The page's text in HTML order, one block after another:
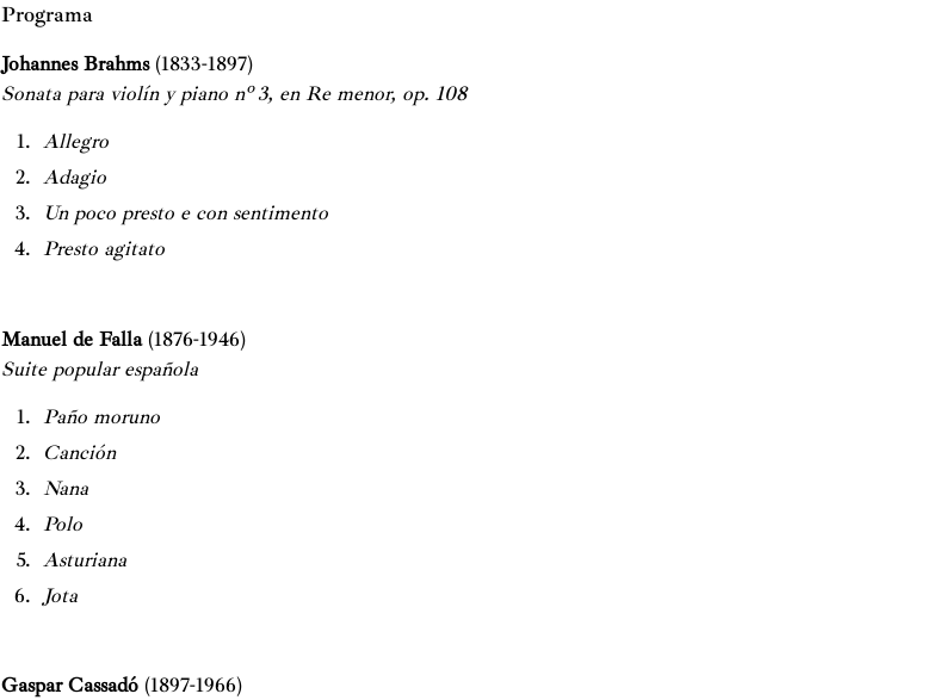
Programa
Johannes Brahms(1833-1897)
Sonata para violín y piano nº 3, en Re menor, op. 108
Allegro
Adagio
Un poco presto e con sentimento
Presto agitato
Manuel de Falla(1876-1946)
Suite popular española
Paño moruno
Canción
Nana
Polo
Asturiana
Jota
Gaspar Cassadó (1897-1966)